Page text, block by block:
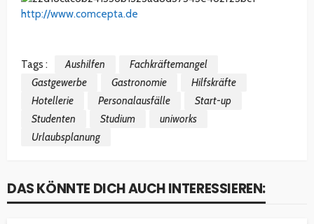
http://www.comcepta.de
Tags : Aushilfen
Fachkräftemangel
Gastgewerbe
Gastronomie
Hilfskräfte
Hotellerie
Personalausfälle
Start-up
Studenten
Studium
uniworks
Urlaubsplanung
DAS KÖNNTE DICH AUCH INTERESSIEREN: